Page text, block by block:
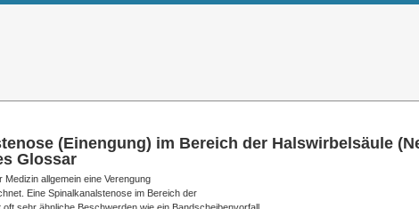
(Einengung) im Bereich der Halswirbelsäule
Glossar
Medizin allgemein eine Verengung
Eine Spinalkanalstenose im Bereich der